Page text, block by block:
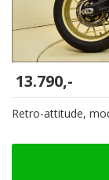
13.790,-
Retro-attitude,